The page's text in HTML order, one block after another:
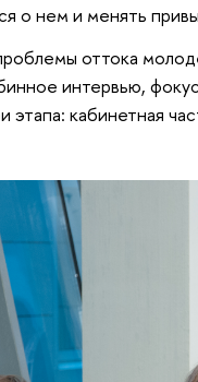
о нем и менять
оттока
интервью,
этапа: кабинетная